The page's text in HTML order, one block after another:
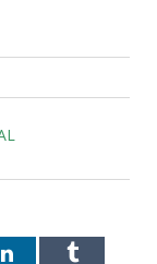
LinkedInTumblr